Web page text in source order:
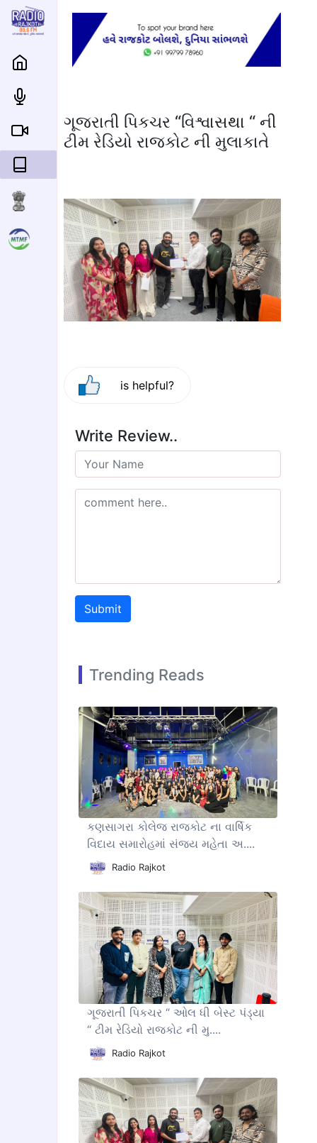
ગૂજરાતી પિકચર “વિશ્વાસથા “ ની
ટીમ રેડિયો રાજકોટ ની મુલાકાતે
is helpful?
Write Review..
Submit
Trending Reads
કણસાગરા કોલેજ રાજકોટ ના વાર્ષિક
વિદાય સમારોહમાં સંજય મહેતા અ....
Radio Rajkot
ગૂજરાતી પિકચર “ ઓલ ધી બેસ્ટ પંડ્યા
“ ટીમ રેડિયો રાજકોટ ની મુ....
Radio Rajkot